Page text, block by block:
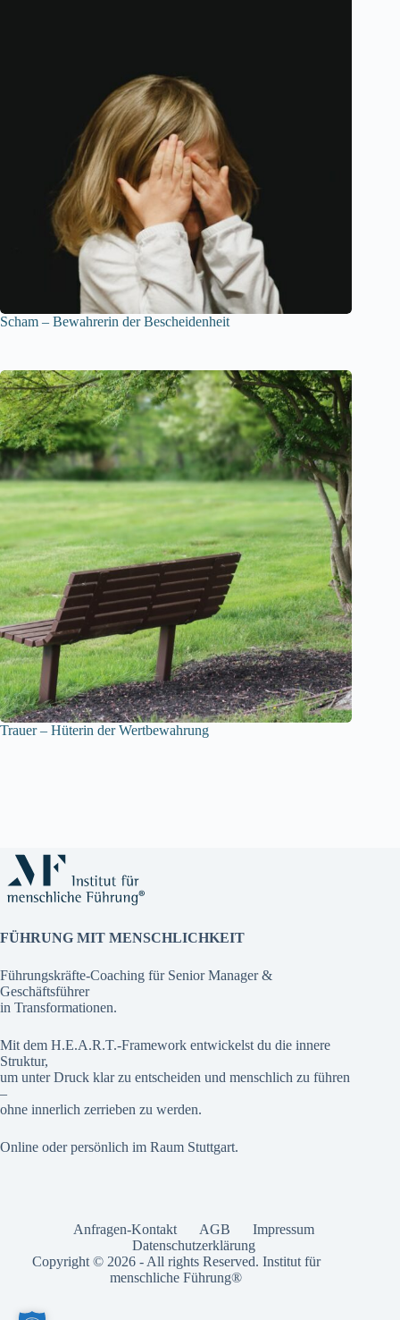
Scham – Bewahrerin der Bescheidenheit
Trauer – Hüterin der Wertbewahrung
FÜHRUNG MIT MENSCHLICHKEIT
Führungskräfte-Coaching für Senior Manager &
Geschäftsführer
in Transformationen.
Mit dem H.E.A.R.T.-Framework entwickelst du die innere
Struktur,
um unter Druck klar zu entscheiden und menschlich zu führen
–
ohne innerlich zerrieben zu werden.
Online oder persönlich im Raum Stuttgart.
Anfragen-Kontakt AGB
Impressum
Datenschutzerklärung
Copyright © 2026 - All rights Reserved. Institut für
menschliche Führung®